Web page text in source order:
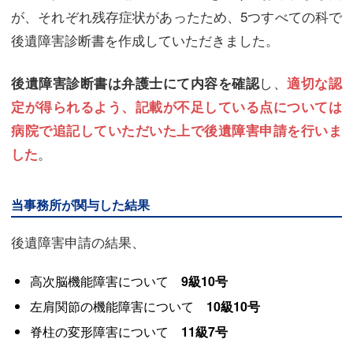
が、それぞれ残存症状があったため、5つすべての科で
後遺障害診断書を作成していただきました。
後遺障害診断書は弁護士にて内容を確認し、適切な認
定が得られるよう、記載が不足している点については
病院で追記していただいた上で後遺障害申請を行いま
した。
当事務所が関与した結果
後遺障害申請の結果、
高次脳機能障害について 9級10号
左肩関節の機能障害について 10級10号
脊柱の変形障害について 11級7号